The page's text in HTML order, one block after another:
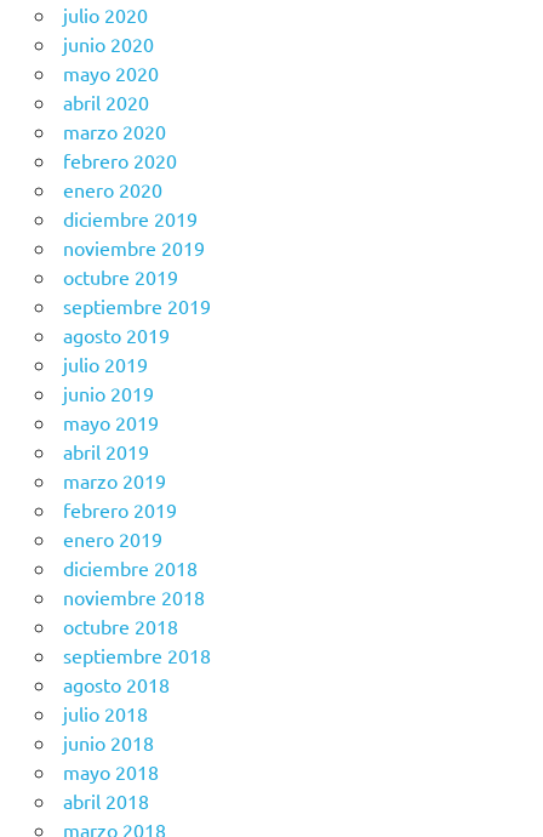
julio 2020
junio 2020
mayo 2020
abril 2020
marzo 2020
febrero 2020
enero 2020
diciembre 2019
noviembre 2019
octubre 2019
septiembre 2019
agosto 2019
julio 2019
junio 2019
mayo 2019
abril 2019
marzo 2019
febrero 2019
enero 2019
diciembre 2018
noviembre 2018
octubre 2018
septiembre 2018
agosto 2018
julio 2018
junio 2018
mayo 2018
abril 2018
marzo 2018